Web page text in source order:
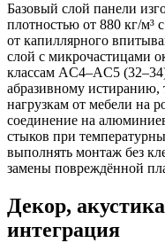
Базовый слой панели
плотностью от 880 кг/м³
от капиллярного
слой с микрочастицами
классам AC4–AC5
абразивному
нагрузкам от мебели на
соединение на
стыков при
выполнять монтаж без
замены повреждённой
Декор,
интеграция